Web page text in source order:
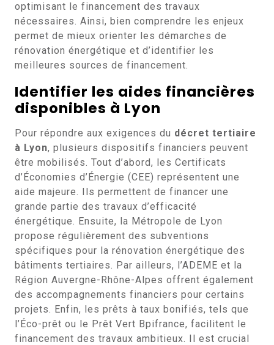
optimisant le financement des travaux
nécessaires. Ainsi, bien comprendre les enjeux
permet de mieux orienter les démarches de
rénovation énergétique et d’identifier les
meilleures sources de financement.
Identifier les aides financières
disponibles à Lyon
Pour répondre aux exigences du décret tertiaire
à Lyon, plusieurs dispositifs financiers peuvent
être mobilisés. Tout d’abord, les Certificats
d’Économies d’Énergie (CEE) représentent une
aide majeure. Ils permettent de financer une
grande partie des travaux d’efficacité
énergétique. Ensuite, la Métropole de Lyon
propose régulièrement des subventions
spécifiques pour la rénovation énergétique des
bâtiments tertiaires. Par ailleurs, l’ADEME et la
Région Auvergne-Rhône-Alpes offrent également
des accompagnements financiers pour certains
projets. Enfin, les prêts à taux bonifiés, tels que
l’Éco-prêt ou le Prêt Vert Bpifrance, facilitent le
financement des travaux ambitieux. Il est crucial